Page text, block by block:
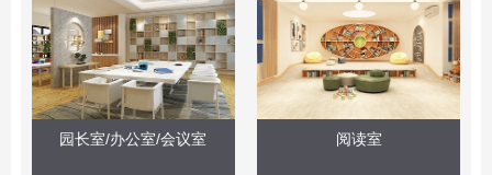
园长室/办公室/会议室 阅读室